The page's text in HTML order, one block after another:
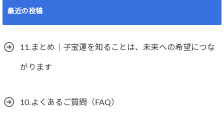
最近の投稿
11.まとめ｜子宝運を知ることは、未来への希望につな
がります
10.よくあるご質問（FAQ）